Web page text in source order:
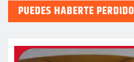
PUEDES HABERTE PERDIDO